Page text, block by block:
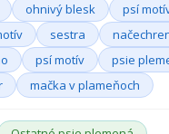
ohnivý blesk
psí
sestra
psí motív
psie
mačka v plameňoch